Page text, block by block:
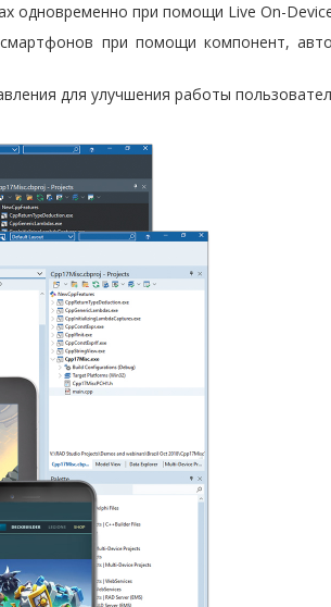
одновременно при помощи Live On-
при помощи компонент,
для улучшения работы